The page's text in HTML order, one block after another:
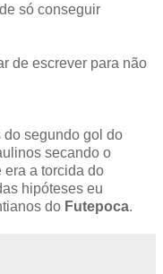
só conseguir
de escrever para não
do segundo gol do
secando o
era a torcida do
hipóteses eu
do Futepoca.